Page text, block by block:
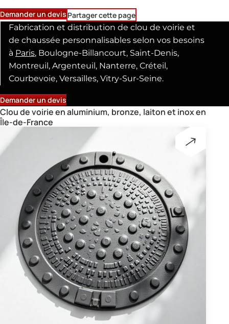
Demander un devisPartager cette page
Fabrication et distribution de clou de voirie et
de chaussée personnalisables selon vos besoins
à Paris, Boulogne-Billancourt, Saint-Denis,
Montreuil, Argenteuil, Nanterre, Créteil,
Courbevoie, Versailles, Vitry-Sur-Seine.
Demander un devis
Clou de voirie en aluminium, bronze, laiton et inox en
Île-de-France